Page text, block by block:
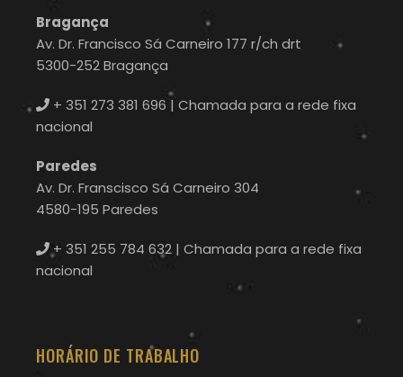
Bragança
Av. Dr. Francisco Sá Carneiro 177 r/ch drt
5300-252 Bragança
+ 351 273 381 696 | Chamada para a rede fixa
nacional
Paredes
Av. Dr. Franscisco Sá Carneiro 304
4580-195 Paredes
+ 351 255 784 632 | Chamada para a rede fixa
nacional
HORÁRIO DE TRABALHO